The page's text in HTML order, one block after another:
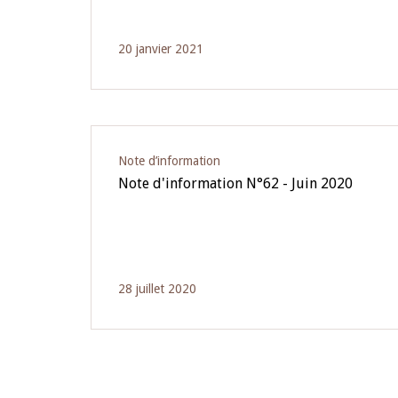
20 janvier 2021
Note d’information
Note d'information N°62 - Juin 2020
28 juillet 2020